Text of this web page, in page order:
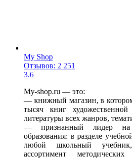
My Shop
Отзывов: 2 251
3.6
My-shop.ru — это:
— книжный магазин, в
тысяч книг
литературы всех жанров,
— признанный лидер
образования: в разделе
любой школьный
ассортимент